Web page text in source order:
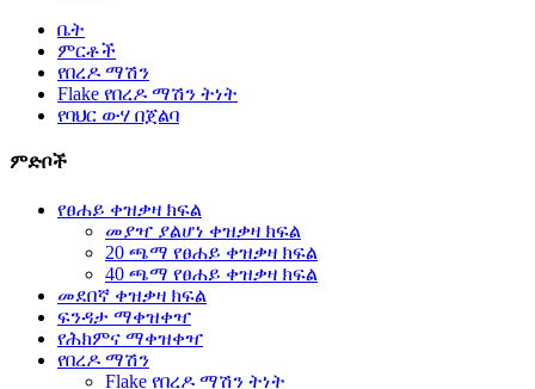
ቤት
ምርቶች
የበረዶ ማሽን
Flake የበረዶ ማሽን ትነት
የባህር ውሃ በጀልባ
ምድቦች
የፀሐይ ቀዝቃዛ ክፍል
መያዣ ያልሆነ ቀዝቃዛ ክፍል
20 ጫማ የፀሐይ ቀዝቃዛ ክፍል
40 ጫማ የፀሐይ ቀዝቃዛ ክፍል
መደበኛ ቀዝቃዛ ክፍል
ፍንዳታ ማቀዝቀዣ
የሕክምና ማቀዝቀዣ
የበረዶ ማሽን
Flake የበረዶ ማሽን ትነት